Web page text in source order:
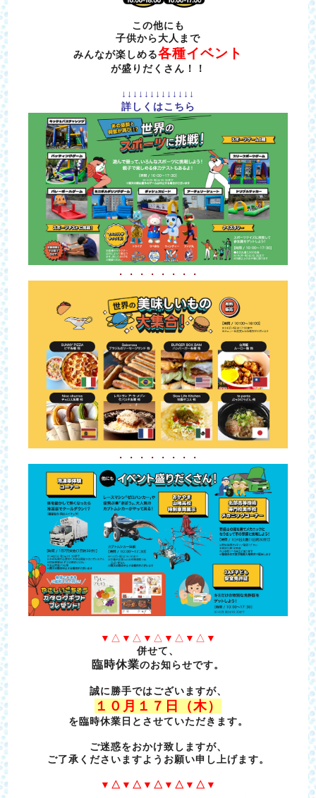
この他にも
子供から大人まで
みんなが楽しめる各種イベント
が盛りだくさん！！
↓↓↓↓↓↓↓↓↓↓↓↓↓
詳しくはこちら
・・・・・・・・
・・・・・・・・
▼△▼△▼△▼△▼△▼
併せて、
臨時休業のお知らせです。
誠に勝手ではございますが、
１０月１７日（木）
を臨時休業日とさせていただきます。
ご迷惑をおかけ致しますが、
ご了承くださいますようお願い申し上げます。
▼△▼△▼△▼△▼△▼